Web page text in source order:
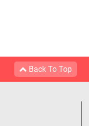
Back To Top